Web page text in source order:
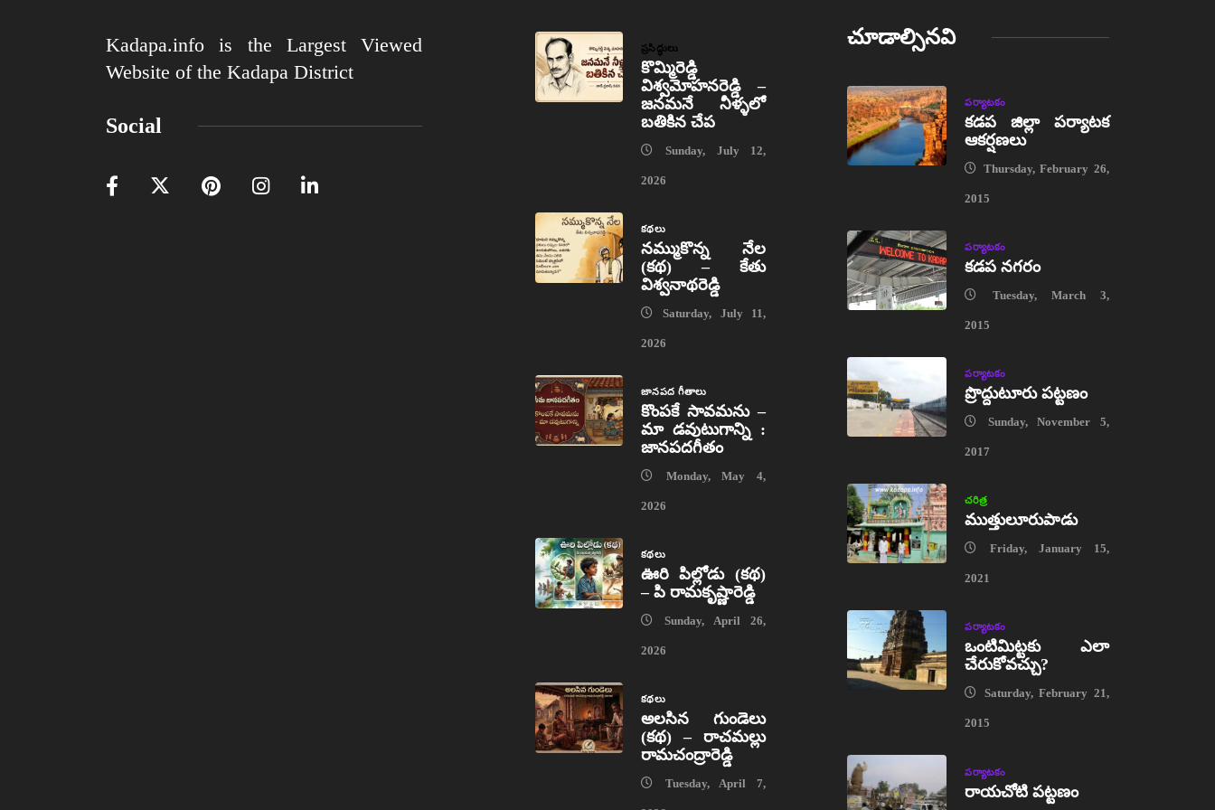
Kadapa.info is the Largest Viewed
Website of the Kadapa District
Social
ప్రసిద్ధులు
కొమ్మిరెడ్డి
విశ్వమోహనరెడ్డి –
జనమనే నీళ్ళలో
బతికిన చేప
Sunday, July 12,
2026
కథలు
నమ్ముకొన్న నేల
(కథ) – కేతు
విశ్వనాథరెడ్డి
Saturday, July 11,
2026
జానపద గీతాలు
కొంపకే సావమను –
మా డవుటుగాన్ని :
జానపదగీతం
Monday, May 4,
2026
కథలు
ఊరి పిల్లోడు (కథ)
– పి రామకృష్ణారెడ్డి
Sunday, April 26,
2026
కథలు
అలసిన గుండెలు
(కథ) – రాచమల్లు
రామచంద్రారెడ్డి
Tuesday, April 7,
చూడాల్సినవి
పర్యాటకం
కడప జిల్లా పర్యాటక
ఆకర్షణలు
Thursday, February 26,
2015
పర్యాటకం
కడప నగరం
Tuesday, March 3,
2015
పర్యాటకం
ప్రొద్దుటూరు పట్టణం
Sunday, November 5,
2017
చరిత్ర
ముత్తులూరుపాడు
Friday, January 15,
2021
పర్యాటకం
ఒంటిమిట్టకు ఎలా
చేరుకోవచ్చు?
Saturday, February 21,
2015
పర్యాటకం
రాయచోటి పట్టణం